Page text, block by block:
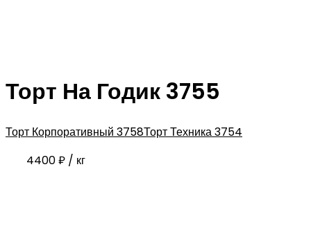
Торт На Годик 3755
Торт Корпоративный 3758Торт Техника 3754
4400₽ / кг